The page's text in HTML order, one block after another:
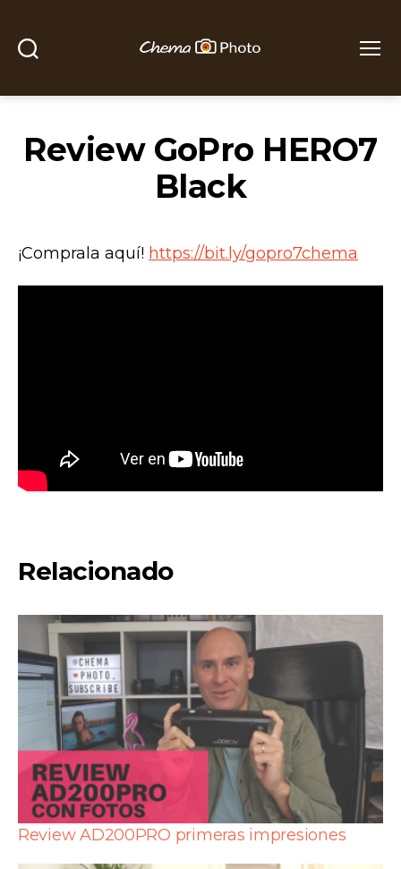
Photo
Review GoPro HERO7
Black
¡Comprala aquí! https://bit.ly/gopro7chema
Relacionado
Review AD200PRO primeras impresiones